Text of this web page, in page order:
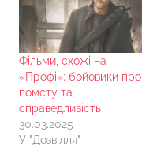
Фільми, схожі на
«Профі»: бойовики про
помсту та
справедливість
30.03.2025
У "Дозвілля"